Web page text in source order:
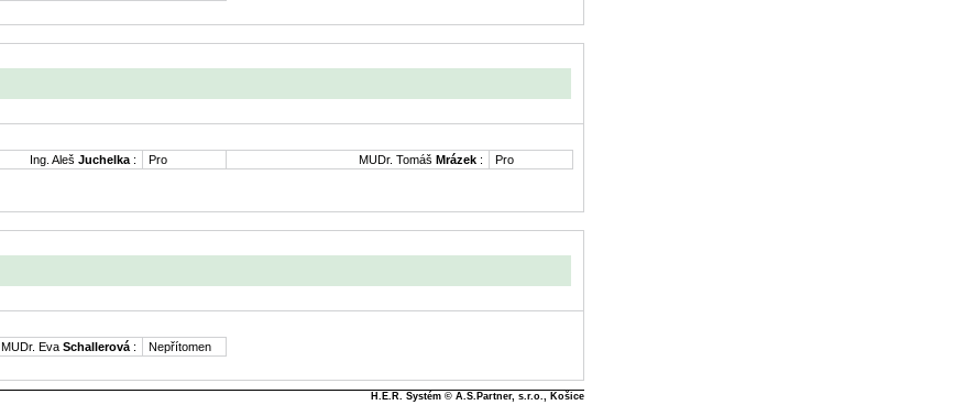
Ing. Aleš Juchelka : Pro MUDr. Tomáš Mrázek :
Pro
MUDr. Eva Schallerová : Nepřítomen
H.E.R. Systém © A.S.Partner, s.r.o., Košice